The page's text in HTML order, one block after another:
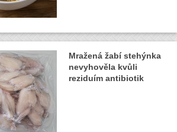
Mražená žabí stehýnka
nevyhověla kvůli
reziduím antibiotik